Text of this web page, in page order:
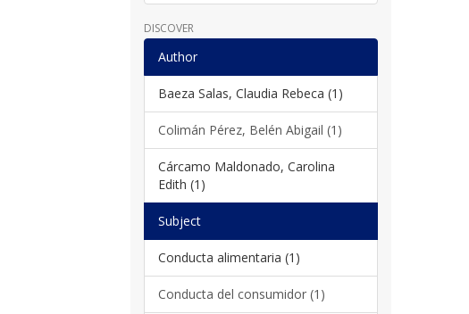
DISCOVER
Author
Baeza Salas, Claudia Rebeca (1)
Colimán Pérez, Belén Abigail (1)
Cárcamo Maldonado, Carolina
Edith (1)
Subject
Conducta alimentaria (1)
Conducta del consumidor (1)